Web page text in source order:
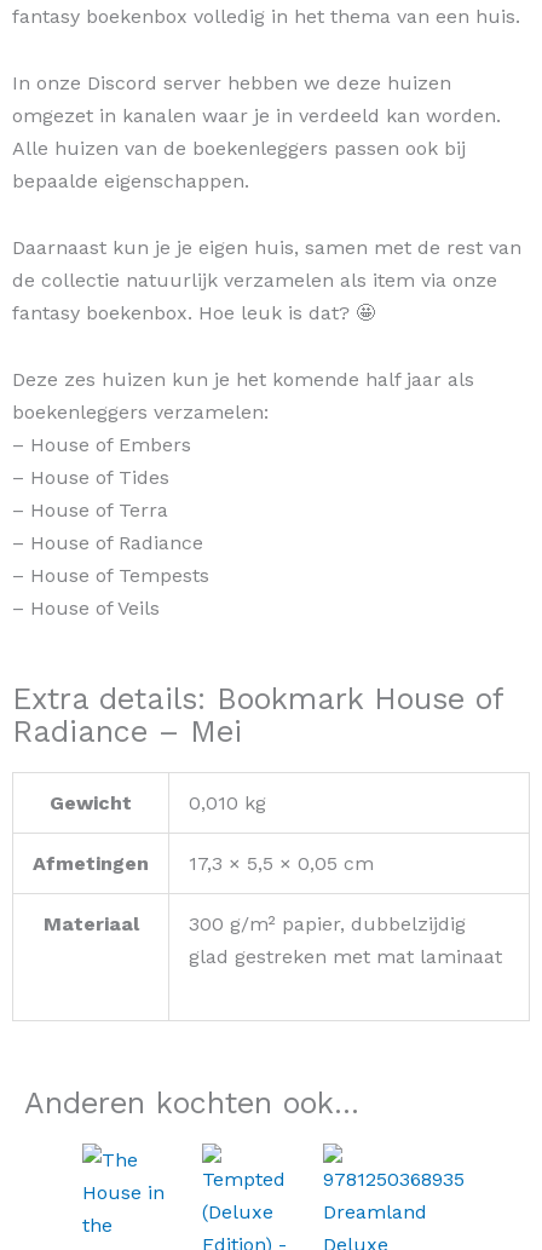
fantasy boekenbox volledig in het thema van een huis.
In onze Discord server hebben we deze huizen
omgezet in kanalen waar je in verdeeld kan worden.
Alle huizen van de boekenleggers passen ook bij
bepaalde eigenschappen.
Daarnaast kun je je eigen huis, samen met de rest van
de collectie natuurlijk verzamelen als item via onze
fantasy boekenbox. Hoe leuk is dat? 🤩
Deze zes huizen kun je het komende half jaar als
boekenleggers verzamelen:
– House of Embers
– House of Tides
– House of Terra
– House of Radiance
– House of Tempests
– House of Veils
Extra details: Bookmark House of
Radiance – Mei
Gewicht 0,010 kg
Afmetingen 17,3 × 5,5 × 0,05 cm
Materiaal
300 g/m² papier, dubbelzijdig
glad gestreken met mat laminaat
Anderen kochten ook...